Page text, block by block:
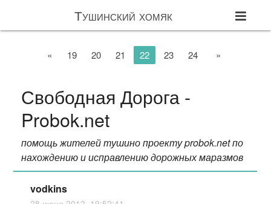
Тушинский хомяк
« 19 20 21 22 23 24 »
Свободная Дорога -
Probok.net
помощь жителей тушино проекту probok.net по
нахождению и исправлению дорожных маразмов
vodkins